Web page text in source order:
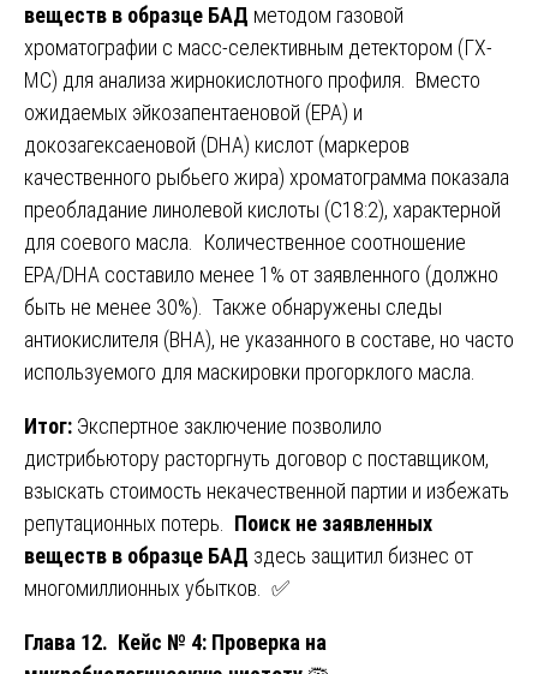
веществ в образце БАД методом газовой
хроматографии с масс-селективным детектором (ГХ-
МС) для анализа жирнокислотного профиля. Вместо
ожидаемых эйкозапентаеновой (EPA) и
докозагексаеновой (DHA) кислот (маркеров
качественного рыбьего жира) хроматограмма показала
преобладание линолевой кислоты (C18:2), характерной
для соевого масла. Количественное соотношение
EPA/DHA составило менее 1% от заявленного (должно
быть не менее 30%). Также обнаружены следы
антиокислителя (BHA), не указанного в составе, но часто
используемого для маскировки прогорклого масла.
Итог: Экспертное заключение позволило
дистрибьютору расторгнуть договор с поставщиком,
взыскать стоимость некачественной партии и избежать
репутационных потерь. Поиск не заявленных
веществ в образце БАД здесь защитил бизнес от
многомиллионных убытков. ✅
Глава 12. Кейс № 4: Проверка на